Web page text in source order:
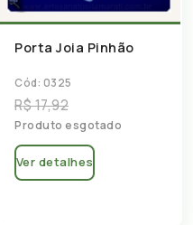
Porta Joia Pinhão
Cód: 0325
R$ 17,92
Produto esgotado
Ver detalhes